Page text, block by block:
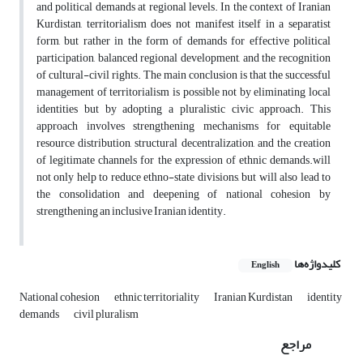
and political demands at regional levels. In the context of Iranian
Kurdistan, territorialism does not manifest itself in a separatist
form, but rather in the form of demands for effective political
participation, balanced regional development, and the recognition
of cultural-civil rights. The main conclusion is that the successful
management of territorialism is possible not by eliminating local
identities but by adopting a pluralistic civic approach. This
approach involves strengthening mechanisms for equitable
resource distribution, structural decentralization, and the creation
of legitimate channels for the expression of ethnic demands.will
not only help to reduce ethno-state divisions, but will also lead to
the consolidation and deepening of national cohesion by
strengthening an inclusive Iranian identity.
کلیدواژه‌ها English
National cohesion ethnic territoriality Iranian Kurdistan identity
demands civil pluralism
مراجع